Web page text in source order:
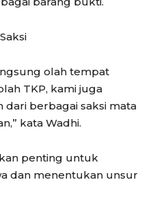
olah tempat
TKP, kami juga
berbagai saksi mata
kata Wadhi.
penting untuk
dan menentukan unsur